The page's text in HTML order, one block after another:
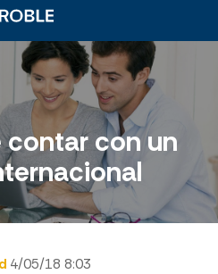
contar con un
4/05/18 8:03